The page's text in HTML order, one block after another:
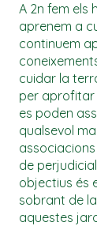
A 2n fem els
aprenem a
continuem
cuidar la
per aprofitar
es poden
qualsevol
de
objectius és
sobrant de
aquestes